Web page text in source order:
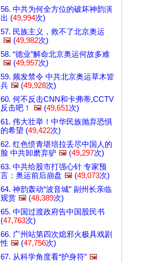
56. 中共为何全方位的破坏神韵演
出 (49,994次)
57. 民族主义，救不了北京奥运
🖼️ (49,982次)
58. “德业”解命北京奥运何故多难
🖼️ (49,957次)
59. 频发禁令 中共北京奥运草木皆
兵 🖼️ (49,928次)
60. 何不反击CNN和卡弗蒂,CCTV
反击吧！
🖼️ (49,651次)
61. 伟大壮举！中华民族抛弃恐惧
的希望 (49,422次)
62. 红色愤青堪培拉丢尽中国人的
脸 中共卸磨弃驴 🖼️ (49,297次)
63. 中共给股市打强心针 专家预
言：奥运前后崩盘 🖼️ (49,073次)
64. 神韵轰动“波音城” 副州长亲临
观赏 🖼️ (48,389次)
65. 中国过渡政府告中国股民书
(47,763次)
66. 广州站第四次熄邪火极具戏剧
性 🖼️ (47,756次)
67. 从科学角度看“护身符” 🖼️